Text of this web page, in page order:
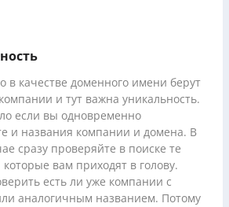
в качестве доменного имени берут
и тут важна уникальность.
если вы одновременно
и названия компании и домена. В
сразу проверяйте в поиске те
вам приходят в голову.
есть ли уже компании с
аналогичным названием. Потому